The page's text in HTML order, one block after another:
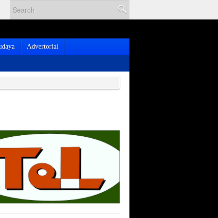
Advertorial